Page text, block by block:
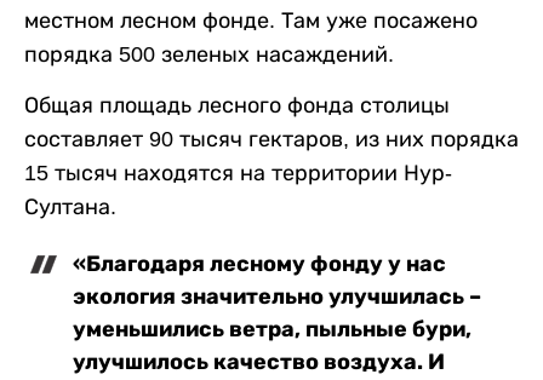
местном лесном фонде. Там уже посажено
порядка 500 зеленых насаждений.
Общая площадь лесного фонда столицы
составляет 90 тысяч гектаров, из них порядка
15 тысяч находятся на территории Нур-
Султана.
«Благодаря лесному фонду у нас
экология значительно улучшилась –
уменьшились ветра, пыльные бури,
улучшилось качество воздуха. И